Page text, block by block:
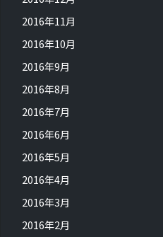
2016年11月
2016年10月
2016年9月
2016年8月
2016年7月
2016年6月
2016年5月
2016年4月
2016年3月
2016年2月